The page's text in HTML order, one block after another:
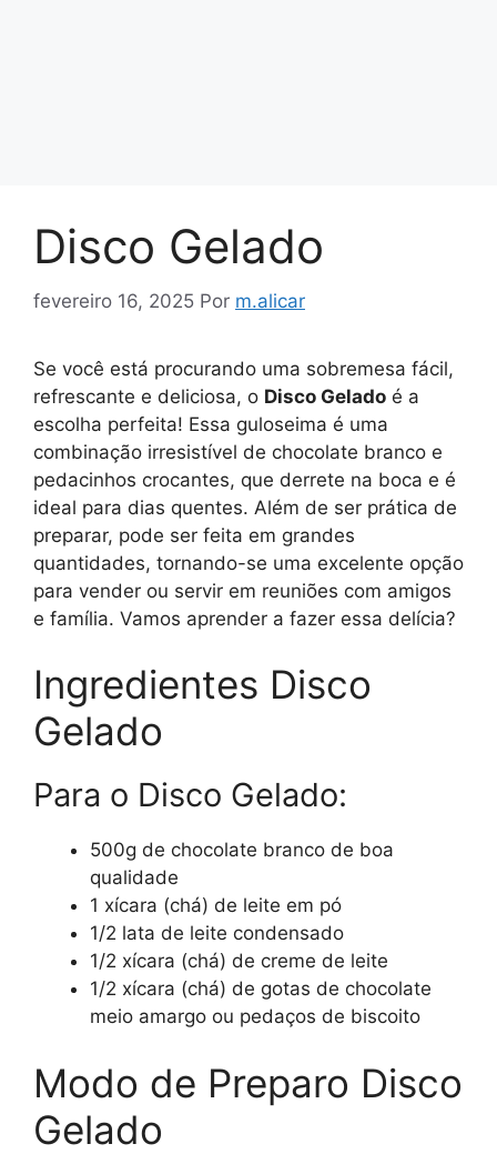
Disco Gelado
fevereiro 16, 2025 Por m.alicar
Se você está procurando uma sobremesa fácil,
refrescante e deliciosa, o Disco Gelado é a
escolha perfeita! Essa guloseima é uma
combinação irresistível de chocolate branco e
pedacinhos crocantes, que derrete na boca e é
ideal para dias quentes. Além de ser prática de
preparar, pode ser feita em grandes
quantidades, tornando-se uma excelente opção
para vender ou servir em reuniões com amigos
e família. Vamos aprender a fazer essa delícia?
Ingredientes Disco
Gelado
Para o Disco Gelado:
500g de chocolate branco de boa
qualidade
1 xícara (chá) de leite em pó
1/2 lata de leite condensado
1/2 xícara (chá) de creme de leite
1/2 xícara (chá) de gotas de chocolate
meio amargo ou pedaços de biscoito
Modo de Preparo Disco
Gelado